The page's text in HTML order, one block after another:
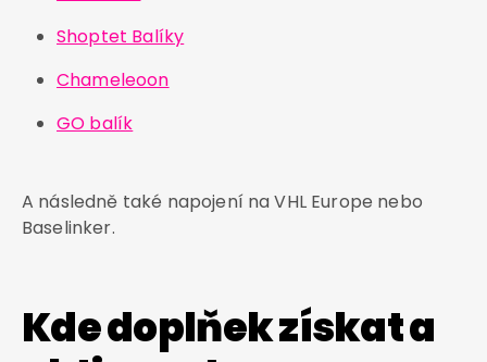
Shoptet Balíky
Chameleoon
GO balík
A následně také napojení na VHL Europe nebo
Baselinker.
Kde doplňek získat a